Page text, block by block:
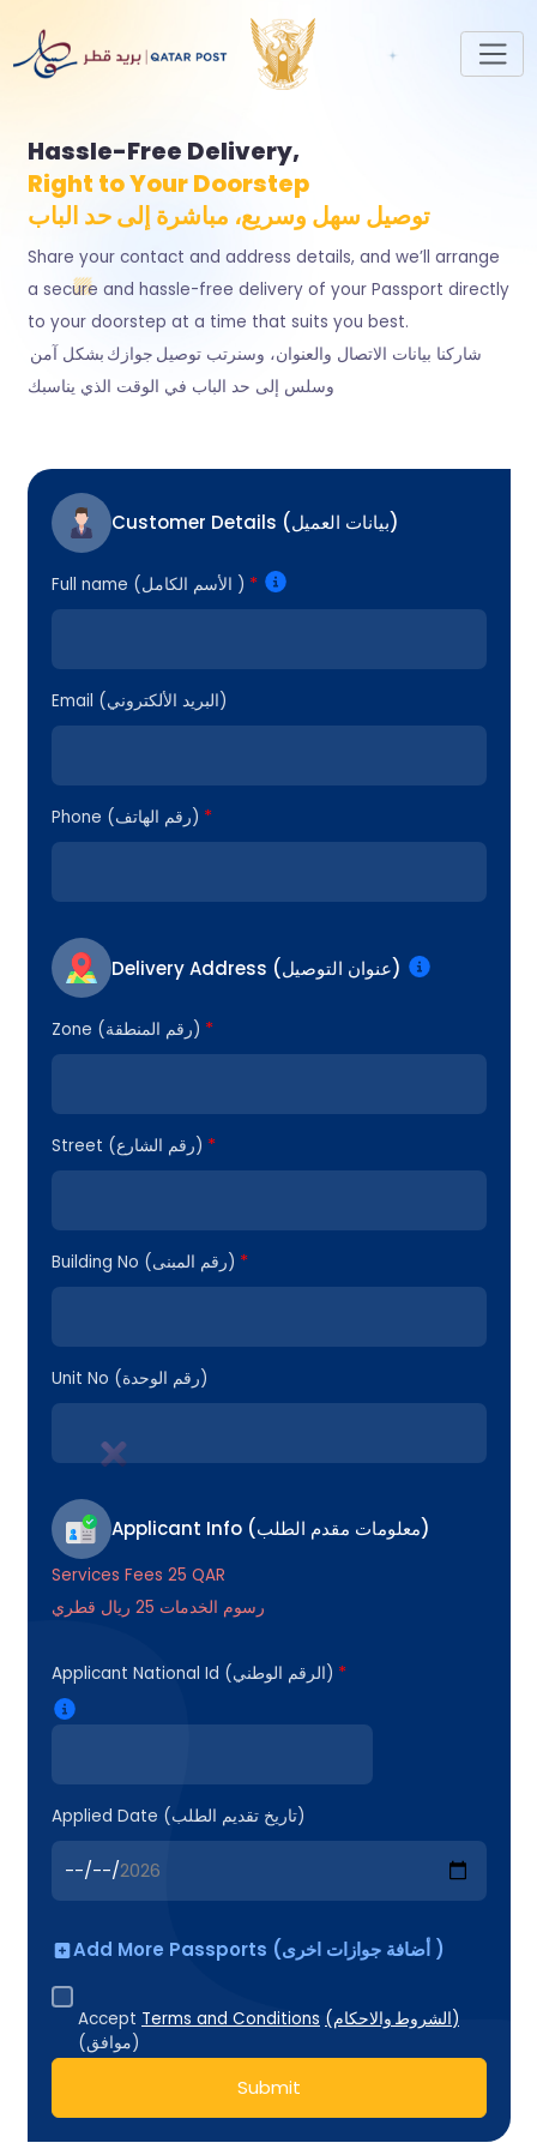
Hassle-Free Delivery,
Right to Your Doorstep
توصيل سهل وسريع، مباشرة إلى حد الباب
Share your contact and address details, and we’ll arrange
a secure and hassle-free delivery of your Passport directly
to your doorstep at a time that suits you best.
وسلس إلى حد الباب في الوقت الذي يناسبك
Customer Details (بيانات العميل)
Full name (الأسم الكامل ) *
Email (البريد الألكتروني)
Phone (رقم الهاتف) *
Delivery Address (عنوان التوصيل)
Zone (رقم المنطقة) *
Street (رقم الشارع) *
Building No (رقم المبنى) *
Unit No (رقم الوحدة)
Applicant Info (معلومات مقدم الطلب)
Services Fees 25 QAR
رسوم الخدمات 25 ريال قطري
Applicant National Id (الرقم الوطني) *
Applied Date (تاريخ تقديم الطلب)
Add More Passports (أضافة جوازات اخرى )
Accept Terms and Conditions
(الشروط والاحكام)
(موافق)
Submit